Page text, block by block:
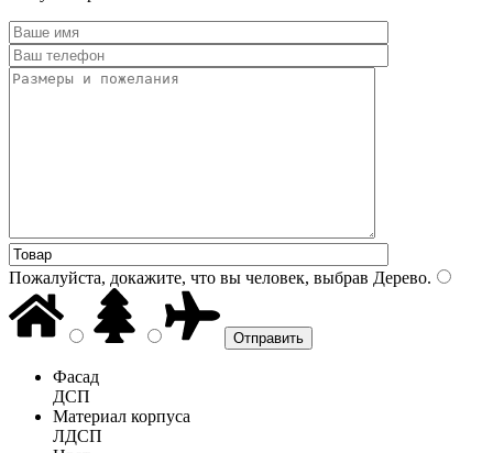
Пожалуйста, докажите, что вы человек, выбрав Дерево.
Фасад
ДСП
Материал корпуса
ЛДСП